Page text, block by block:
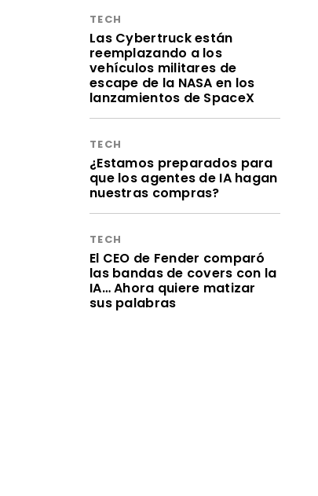
TECH
Las Cybertruck están
reemplazando a los
vehículos militares de
escape de la NASA en los
lanzamientos de SpaceX
TECH
¿Estamos preparados para
que los agentes de IA hagan
nuestras compras?
TECH
El CEO de Fender comparó
las bandas de covers con la
IA… Ahora quiere matizar
sus palabras